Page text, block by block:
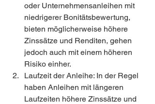
oder Unternehmensanleihen mit
niedrigerer Bonitätsbewertung,
bieten möglicherweise höhere
Zinssätze und Renditen, gehen
jedoch auch mit einem höheren
Risiko einher.
Laufzeit der Anleihe: In der Regel
haben Anleihen mit längeren
Laufzeiten höhere Zinssätze und